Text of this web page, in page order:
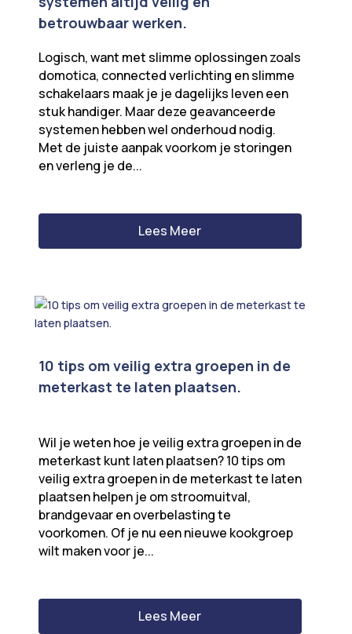
betrouwbaar werken.
Logisch, want met slimme oplossingen zoals
domotica, connected verlichting en slimme
schakelaars maak je je dagelijks leven een
stuk handiger. Maar deze geavanceerde
systemen hebben wel onderhoud nodig.
Met de juiste aanpak voorkom je storingen
en verleng je de...
Lees Meer
10 tips om veilig extra groepen in de
meterkast te laten plaatsen.
Wil je weten hoe je veilig extra groepen in de
meterkast kunt laten plaatsen? 10 tips om
veilig extra groepen in de meterkast te laten
plaatsen helpen je om stroomuitval,
brandgevaar en overbelasting te
voorkomen. Of je nu een nieuwe kookgroep
wilt maken voor je...
Lees Meer